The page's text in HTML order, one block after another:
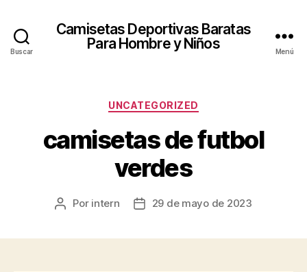
Buscar
Camisetas Deportivas Baratas
Para Hombre y Niños
Menú
Categorías
UNCATEGORIZED
camisetas de futbol
verdes
Autor
Por intern
Fecha29 de mayo de 2023